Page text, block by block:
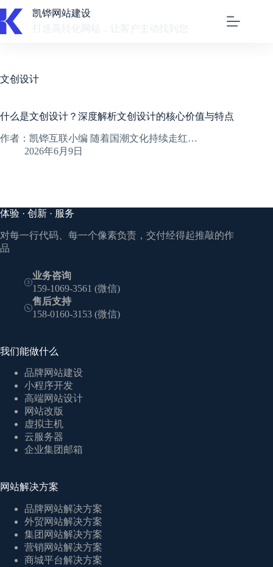
至
凯铧网站建设
打造高转化网站，让客户主动找到您
文创设计
什么是文创设计？深度解析文创设计的核心价值与特点
作者：凯铧互联小编 随着国潮文化持续走红…
2026年6月9日
体验 · 创新 · 服务
对每一行代码、每一个像素负责，交付经得起推敲的作
品
业务咨询
159-1069-3561 (微信)
售后支持
158-0160-3153 (微信)
我们能做什么
品牌网站建设
小程序开发
高端网站设计
网站改版
虚拟主机
云服务器
企业集团邮箱
网站解决方案
品牌网站解决方案
外贸网站解决方案
集团网站解决方案
营销网站解决方案
商城平台解决方案